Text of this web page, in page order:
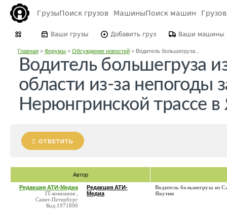
ГрузыПоиск грузов МашиныПоиск машин
Ваши грузы Добавить груз Ваши машины
Главная> Форумы> Обсуждение новостей> Водитель большегруза...
Водитель большегруза
области из-за непогоды
Нерюнгринской трассе
ОТВЕТИТЬ
Автор
Редакция АТИ-Медиа
IT-компания ,
Санкт-Петербург
Код:1971890
Редакция АТИ-
Медиа
Водитель большегруза из
Якутии